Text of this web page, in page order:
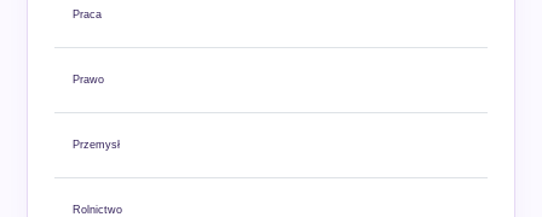
Praca
Prawo
Przemysł
Rolnictwo